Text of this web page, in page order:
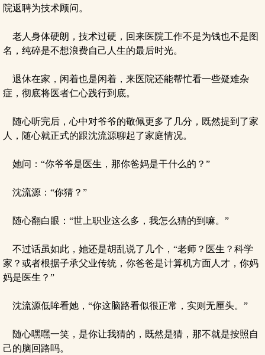
院返聘为技术顾问。
老人身体硬朗，技术过硬，回来医院工作不是为钱也不是图
名，纯碎是不想浪费自己人生的最后时光。
退休在家，闲着也是闲着，来医院还能帮忙看一些疑难杂
症，彻底将医者仁心践行到底。
随心听完后，心中对爷爷的敬佩更多了几分，既然提到了家
人，随心就正式的跟沈流源聊起了家庭情况。
她问：“你爷爷是医生，那你爸妈是干什么的？”
沈流源：“你猜？”
随心翻白眼：“世上职业这么多，我怎么猜的到嘛。”
不过话虽如此，她还是胡乱说了几个，“老师？医生？科学
家？或者根据子承父业传统，你爸爸是计算机方面人才，你妈
妈是医生？”
沈流源低眸看她，“你这脑路看似很正常，实则无厘头。”
随心嘿嘿一笑，是你让我猜的，既然是猜，那不就是按照自
己的脑回路吗。